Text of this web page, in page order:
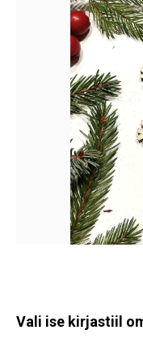
Vali ise kirjastiil